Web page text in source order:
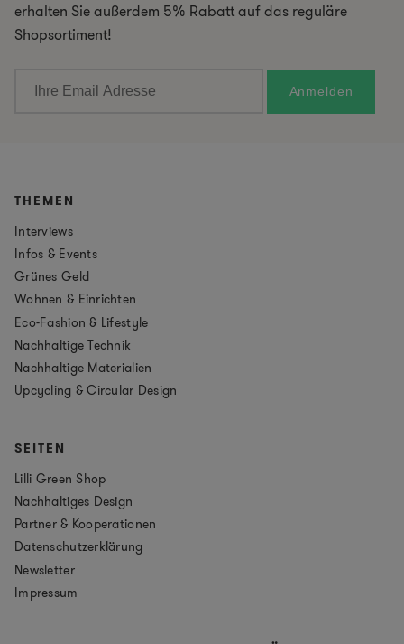
erhalten Sie außerdem 5% Rabatt auf das reguläre
Shopsortiment!
THEMEN
Interviews
Infos & Events
Grünes Geld
Wohnen & Einrichten
Eco-Fashion & Lifestyle
Nachhaltige Technik
Nachhaltige Materialien
Upcycling & Circular Design
SEITEN
Lilli Green Shop
Nachhaltiges Design
Partner & Kooperationen
Datenschutzerklärung
Newsletter
Impressum